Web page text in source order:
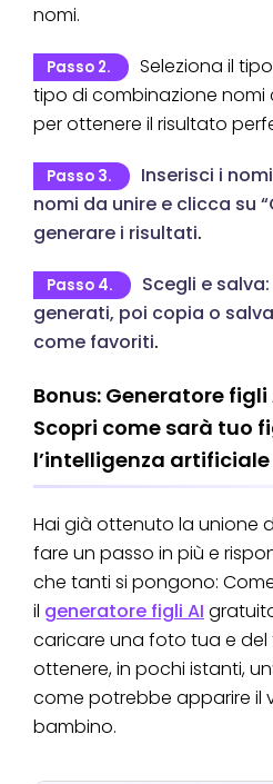
nomi.
Passo 2.
Seleziona il
tipo di combinazione nomi
per ottenere il risultato
Passo 3.
Inserisci i
nomi da unire e clicca su
generare i risultati.
Passo 4.
Scegli e
generati, poi copia o
come favoriti.
Bonus: Generatore
Scopri come sarà tuo
l’intelligenza artificiale
Hai già ottenuto la unione
fare un passo in più e
che tanti si pongono:
il generatore figli AI
caricare una foto tua e
ottenere, in pochi istanti,
come potrebbe apparire il
bambino.